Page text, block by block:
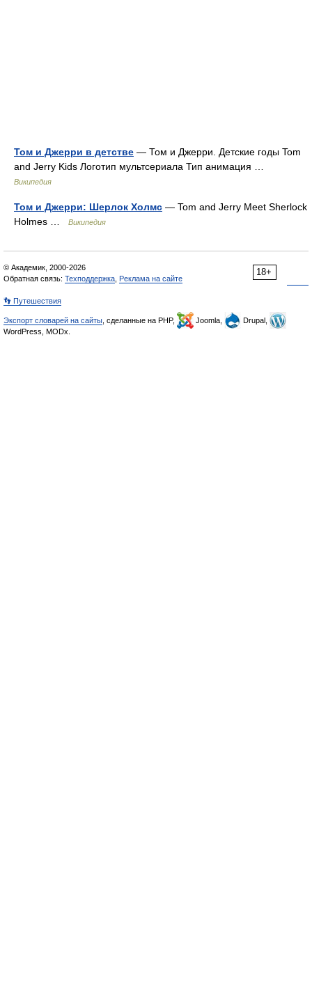
Том и Джерри в детстве — Том и Джерри. Детские годы Tom
and Jerry Kids Логотип мультсериала Тип анимация …
Википедия
Том и Джерри: Шерлок Холмс — Tom and Jerry Meet Sherlock
Holmes …
Википедия
18+
© Академик, 2000-2026
Обратная связь: Техподдержка Реклама на сайте
👣 Путешествия
Экспорт словарей на сайты , сделанные на PHP, Joomla,
Drupal,
WordPress, MODx.